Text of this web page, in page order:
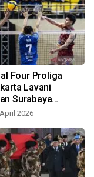
Four Proliga
Lavani
Surabaya
0 2026